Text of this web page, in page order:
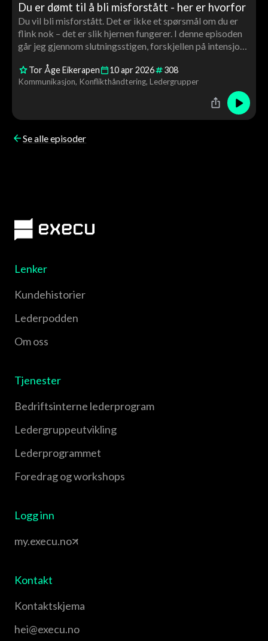
Du er dømt til å bli misforstått - her er hvorfor
Du vil bli misforstått. Det er ikke et spørsmål om du er
flink nok – det er slik hjernen fungerer. I denne episoden
går jeg gjennom slutningsstigen, forskjellen på intensjon
hvordan du tolker – og blir fortolket
Tor Åge Eikerapen 10apr2026 308
Kommunikasjon Konflikthåndtering Ledergrupper
Se alle episoder
Lenker
Kundehistorier
Lederpodden
Om oss
Tjenester
Bedriftsinterne lederprogram
Leder­gruppe­utvikling
Leder­programmet
Foredrag og workshops
Logg inn
my.execu.no
Kontakt
Kontaktskjema
hei@execu.no